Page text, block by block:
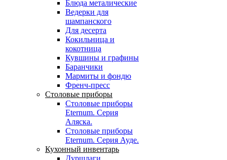
Блюда металические
Ведерки для
шампанского
Для десерта
Кокильница и
кокотница
Кувшины и графины
Баранчики
Мармиты и фондю
Френч-пресс
Столовые приборы
Столовые приборы
Eternum. Серия
Аляска.
Столовые приборы
Eternum. Серия Ауде.
Кухонный инвентарь